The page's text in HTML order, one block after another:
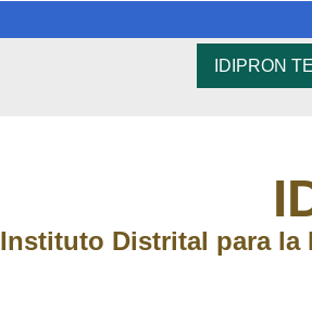
IDIPRON
Instituto Distrital para la